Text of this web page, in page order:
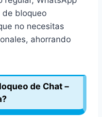
de bloqueo
no necesitas
ahorrando
de Chat –